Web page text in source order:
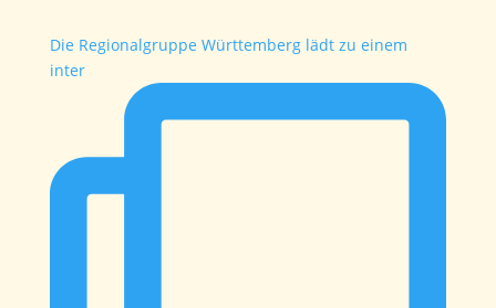
Die Regionalgruppe Württemberg lädt zu einem
inter